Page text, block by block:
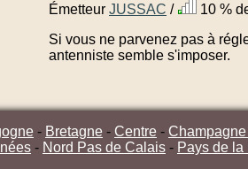
Émetteur JUSSAC /
10 %
Si vous ne parvenez pas à
antenniste semble s'imposer.
- Bretagne - Centre -
- Nord Pas de Calais - Pays de la